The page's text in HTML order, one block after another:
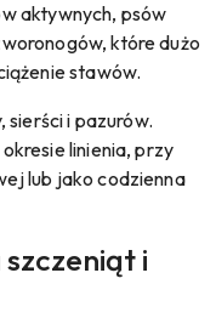
aktywnych, psów
które dużo
stawów.
sierści i pazurów.
linienia, przy
lub jako codzienna
i